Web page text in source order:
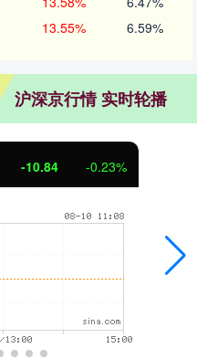
13.55% 6.59%
沪深京行情 实时轮播
-10.84 -0.23%